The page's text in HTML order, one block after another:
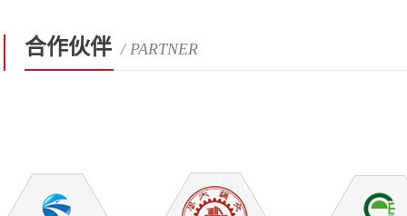
合作伙伴 / PARTNER